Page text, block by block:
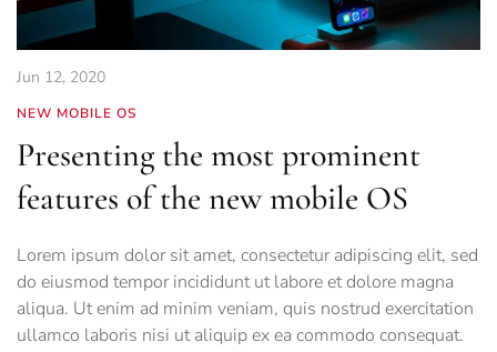
Jun 12, 2020
NEW MOBILE OS
Presenting the most prominent
features of the new mobile OS
Lorem ipsum dolor sit amet, consectetur adipiscing elit, sed
do eiusmod tempor incididunt ut labore et dolore magna
aliqua. Ut enim ad minim veniam, quis nostrud exercitation
ullamco laboris nisi ut aliquip ex ea commodo consequat.